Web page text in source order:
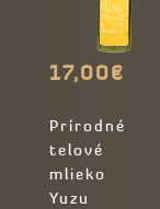
17,00€
Prírodné
telové
mlieko
Yuzu